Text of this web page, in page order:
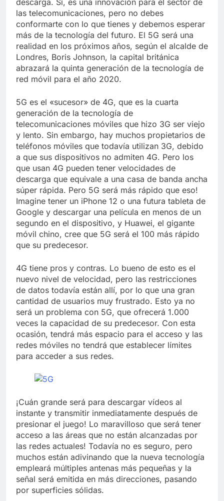
Libre
Crucero en México te
lleva a lugares
paranormales con
binoculares de visión
nocturna y reuniones de
secuestrados
7 Años Atrás
La Inteligencia Artificial
deepfake de Samsung
fabrica un clip de
movimiento desde una
sola foto
7 Años Atrás
descarga. Sí, es una innovación para el sector de
las telecomunicaciones, pero no debes
conformarte con lo que tienes y debemos esperar
más de la tecnología del futuro. El 5G será una
realidad en los próximos años, según el alcalde de
Londres, Boris Johnson, la capital británica
abrazará la quinta generación de la tecnología de
red móvil para el año 2020.
5G es el «sucesor» de 4G, que es la cuarta
generación de la tecnología de
telecomunicaciones móviles que hizo 3G ser viejo
y lento. Sin embargo, hay muchos propietarios de
teléfonos móviles que todavía utilizan 3G, debido
a que sus dispositivos no admiten 4G. Pero los
que usan 4G pueden tener velocidades de
descarga que equivale a una casa de banda ancha
súper rápida. Pero 5G será más rápido que eso!
Imagine tener un iPhone 12 o una futura tableta de
Google y descargar una película en menos de un
segundo en el dispositivo, y Huawei, el gigante
móvil chino, cree que 5G será el 100 más rápido
que su predecesor.
4G tiene pros y contras. Lo bueno de esto es el
nuevo nivel de velocidad, pero las restricciones
de datos todavía están allí, por lo que una gran
cantidad de usuarios muy frustrado. Esto ya no
será un problema con 5G, que ofrecerá 1.000
veces la capacidad de su predecesor. Con esta
ocasión, tendrá más espacio para el acceso y las
redes móviles no tendrá que establecer límites
para acceder a sus redes.
¡Cuán grande será para descargar vídeos al
instante y transmitir inmediatamente después de
presionar el juego! Lo maravilloso que será tener
acceso a las áreas que no están alcanzadas por
las redes actuales! Todavía no es seguro, pero
muchos están adivinando que la nueva tecnología
empleará múltiples antenas más pequeñas y la
señal será emitida en más direcciones, pasando
por superficies sólidas.